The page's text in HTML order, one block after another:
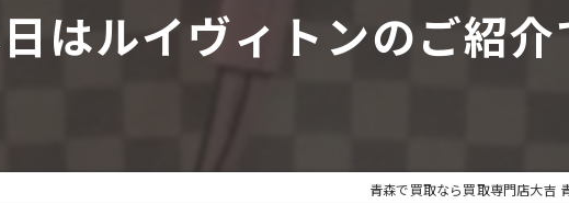
はルイヴィトンのご紹介
青森で買取なら買取専門店大吉